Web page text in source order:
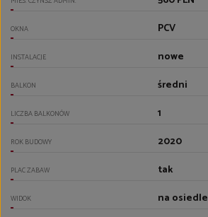
OKNA PCV
INSTALACJE nowe
BALKON średni
LICZBA BALKONÓW 1
ROK BUDOWY 2020
PLAC ZABAW tak
WIDOK na osiedle